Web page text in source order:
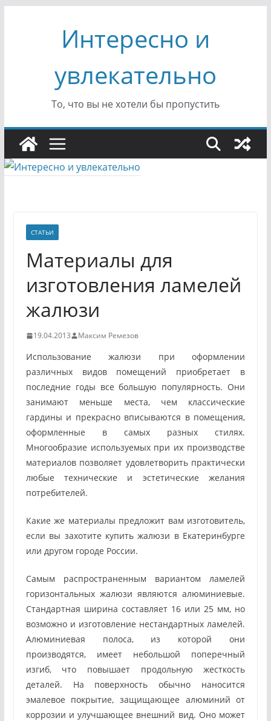
содержимомуИнтересно и
увлекательно
То, что вы не хотели бы пропустить
СТАТЬИ
Материалы для
изготовления ламелей
жалюзи
19.04.2013 Максим Ремезов
Использование жалюзи при оформлении
различных видов помещений приобретает в
последние годы все большую популярность. Они
занимают меньше места, чем классические
гардины и прекрасно вписываются в помещения,
оформленные в самых разных стилях.
Многообразие используемых при их производстве
материалов позволяет удовлетворить практически
любые технические и эстетические желания
потребителей.
Какие же материалы предложит вам изготовитель,
если вы захотите купить жалюзи в Екатеринбурге
или другом городе России.
Самым распространенным вариантом ламелей
горизонтальных жалюзи являются алюминиевые.
Стандартная ширина составляет 16 или 25 мм, но
возможно и изготовление нестандартных ламелей.
Алюминиевая полоса, из которой они
производятся, имеет небольшой поперечный
изгиб, что повышает продольную жесткость
деталей. На поверхность обычно наносится
эмалевое покрытие, защищающее алюминий от
коррозии и улучшающее внешний вид. Оно может